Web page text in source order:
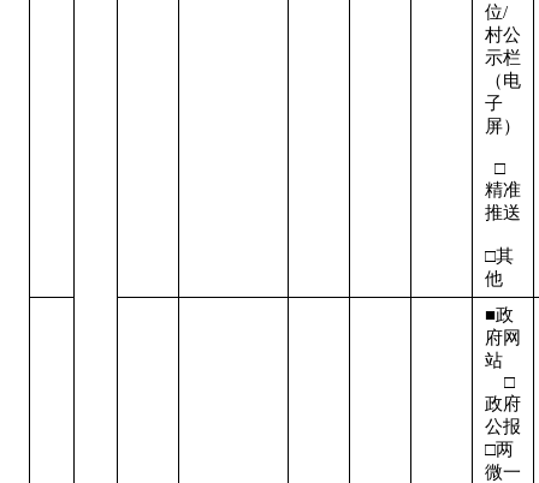
位/
村公
示栏
（电
子
屏）
□
精准
推送
□其
他
■政
府网
站
□
政府
公报
□两
微一